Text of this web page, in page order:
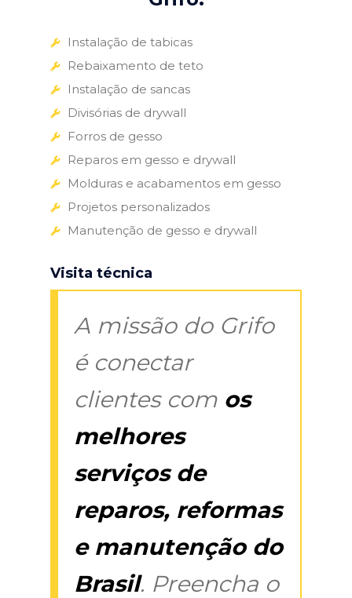
Instalação de tabicas
Rebaixamento de teto
Instalação de sancas
Divisórias de drywall
Forros de gesso
Reparos em gesso e drywall
Molduras e acabamentos em gesso
Projetos personalizados
Manutenção de gesso e drywall
Visita técnica
A missão do Grifo
é conectar
clientes com os
melhores
serviços de
reparos, reformas
e manutenção do
Brasil. Preencha o